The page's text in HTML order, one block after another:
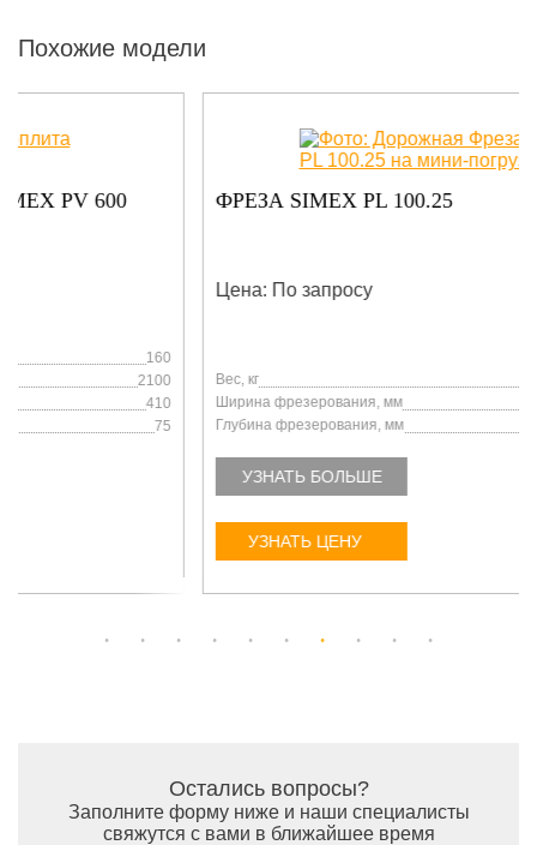
Похожие модели
ФРЕЗА SIMEX PL 100.25
Ширина фрезерования, мм
Глубина фрезерования, мм
Остались вопросы?
Заполните форму ниже и наши специалисты
свяжутся с вами в ближайшее время